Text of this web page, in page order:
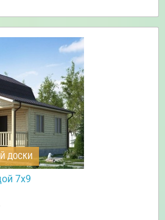
ДОСКИ
7х9